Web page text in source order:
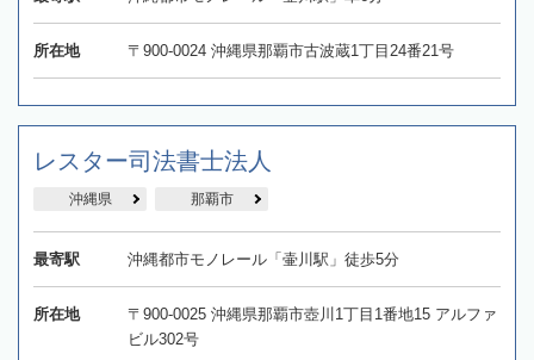
所在地 〒900-0024 沖縄県那覇市古波蔵1丁目24番21号
レスター司法書士法人
沖縄県 那覇市
最寄駅 沖縄都市モノレール「壷川駅」徒歩5分
所在地
〒900-0025 沖縄県那覇市壺川1丁目1番地15 アルファ
ビル302号